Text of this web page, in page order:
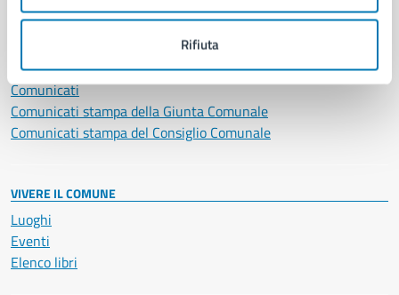
Rifiuta
NOVITÀ
Avvisi
Comunicati
Comunicati stampa della Giunta Comunale
Comunicati stampa del Consiglio Comunale
VIVERE IL COMUNE
Luoghi
Eventi
Elenco libri